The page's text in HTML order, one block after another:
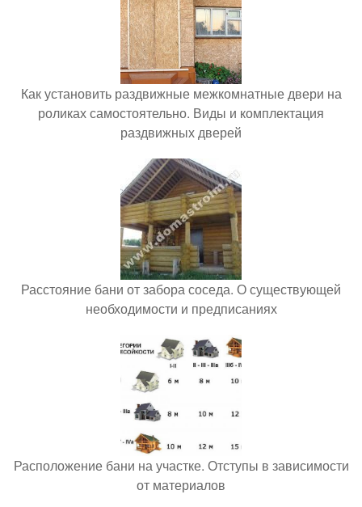
Как установить раздвижные межкомнатные двери на
роликах самостоятельно. Виды и комплектация
раздвижных дверей
Расстояние бани от забора соседа. О существующей
необходимости и предписаниях
Расположение бани на участке. Отступы в зависимости
от материалов